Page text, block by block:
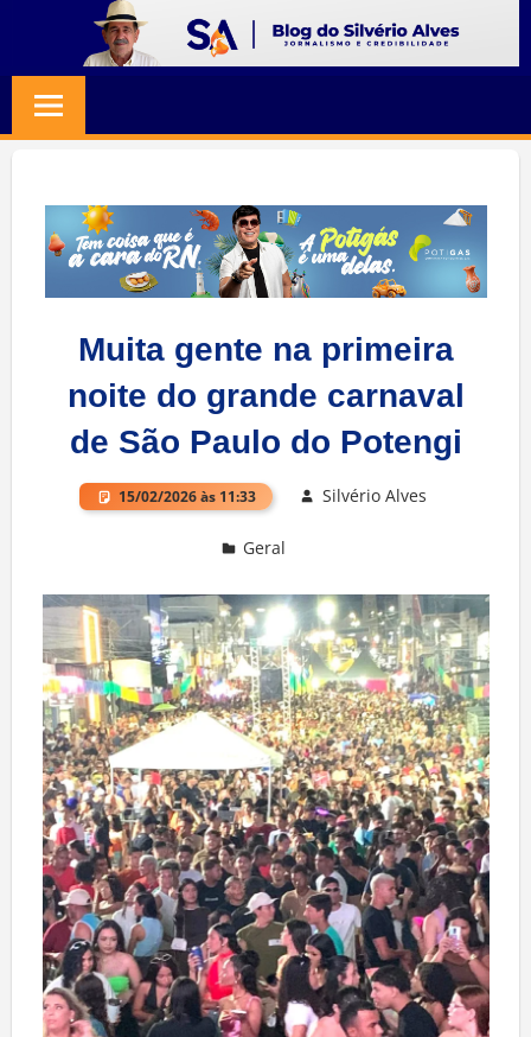
content
SILVERIO
ALVES
Jornalismo
Credibilidade
Muita gente na primeira
noite do grande carnaval
de São Paulo do Potengi
15/02/2026 às 11:33 Silvério Alves
Geral